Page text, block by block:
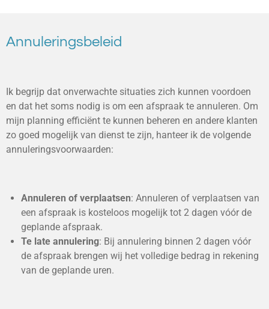
Annuleringsbeleid
Ik begrijp dat onverwachte situaties zich kunnen voordoen
en dat het soms nodig is om een afspraak te annuleren. Om
mijn planning efficiënt te kunnen beheren en andere klanten
zo goed mogelijk van dienst te zijn, hanteer ik de volgende
annuleringsvoorwaarden:
Annuleren of verplaatsen: Annuleren of verplaatsen van
een afspraak is kosteloos mogelijk tot 2 dagen vóór de
geplande afspraak.
Te late annulering: Bij annulering binnen 2 dagen vóór
de afspraak brengen wij het volledige bedrag in rekening
van de geplande uren.